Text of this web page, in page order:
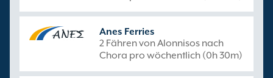
Anes Ferries
2 Fähren von Alonnisos nach
Chora pro wöchentlich (0h 30m)